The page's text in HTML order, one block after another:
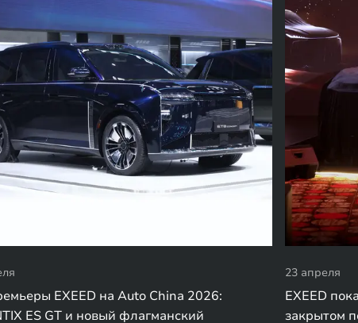
EXEED на Auto China 2026:
ES GT и новый флагманский
23 апреля
EXEED
закрытом